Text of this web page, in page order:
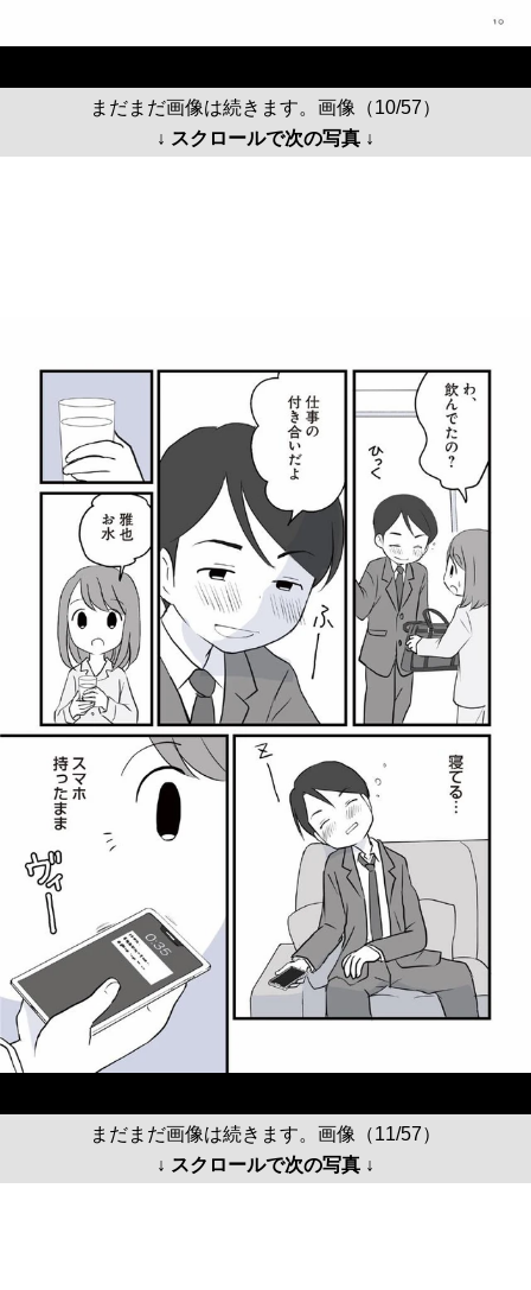
まだまだ画像は続きます。画像（10/57）
↓ スクロールで次の写真 ↓
まだまだ画像は続きます。画像（11/57）
↓ スクロールで次の写真 ↓